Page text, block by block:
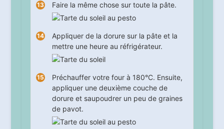
Faire la même chose sur toute la pâte.
Appliquer de la dorure sur la pâte et la
mettre une heure au réfrigérateur.
Préchauffer votre four à 180°C. Ensuite,
appliquer une deuxième couche de
dorure et saupoudrer un peu de graines
de pavot.